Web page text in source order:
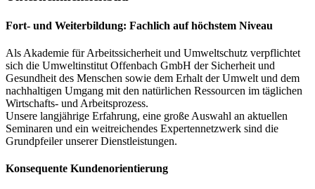
Fort- und Weiterbildung: Fachlich auf höchstem Niveau
Als Akademie für Arbeitssicherheit und Umweltschutz verpflichtet
sich die Umweltinstitut Offenbach GmbH der Sicherheit und
Gesundheit des Menschen sowie dem Erhalt der Umwelt und dem
nachhaltigen Umgang mit den natürlichen Ressourcen im täglichen
Wirtschafts- und Arbeitsprozess.
Unsere langjährige Erfahrung, eine große Auswahl an aktuellen
Seminaren und ein weitreichendes Expertennetzwerk sind die
Grundpfeiler unserer Dienstleistungen.
Konsequente Kundenorientierung